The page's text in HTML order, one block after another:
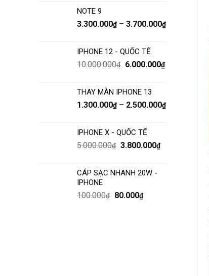
NOTE 9
3.300.000₫– 3.700.000₫
IPHONE 12 - QUỐC TẾ
10.000.000₫ 6.000.000₫
THAY MÀN IPHONE 13
1.300.000₫– 2.500.000₫
IPHONE X - QUỐC TẾ
5.000.000₫ 3.800.000₫
CÁP SẠC NHANH 20W -
IPHONE
100.000₫ 80.000₫